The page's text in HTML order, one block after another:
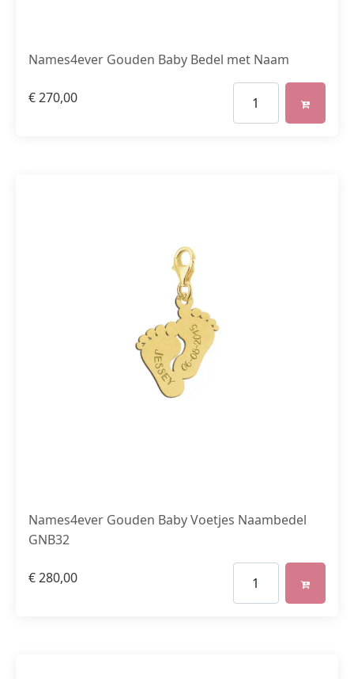
Names4ever Gouden Baby Bedel met Naam
€270,00
Names4ever Gouden Baby Voetjes Naambedel
GNB32
€280,00